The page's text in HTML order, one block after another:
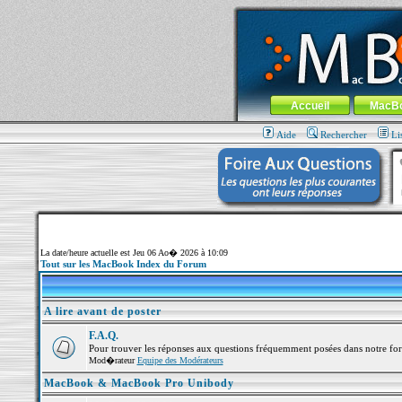
MacBook-fr.com : 100% Apple... 100%
Aller au contenu-Aller au menu
Menu général
Accueil
Aide Rechercher
La date/heure actuelle est Jeu 06 Ao� 2026 à 10:09
Tout sur les MacBook Index du Forum
A lire avant de poster
F.A.Q.
Pour trouver les réponses aux questions fréquemment posées dans notre
Mod�rateurEquipe des Modérateurs
MacBook & MacBook Pro Unibody